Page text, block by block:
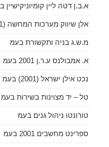
א.ב.ן דטה ליין קומיוניקישיין ב
אלן שיווק מערכות המחשה (2001)
מ.ש.ג בניה ותקשורת בעמ
א. אמבולנס ע.ר.ן 2001 בעמ
נכט אילן ישראל (2001) בעמ
טל – יד מצוינות בשירות בעמ
טורונטו ניהול גנים בעמ
ספרינט מחשבים 2001 בעמ